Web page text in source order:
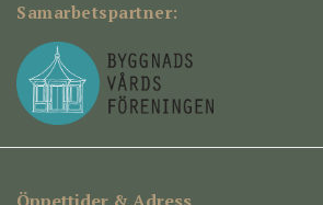
Samarbetspartner: